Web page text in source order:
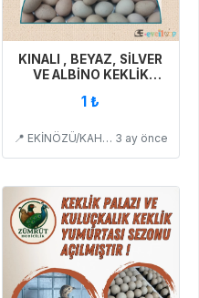
KINALI , BEYAZ, SİLVER
VE ALBİNO KEKLİK
1 ₺
📍 EKİNÖZÜ/KAHRAMANMARAŞ 3 ay önce